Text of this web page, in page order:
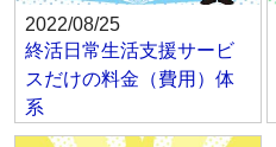
2022/08/25
終活日常生活支援サービ
スだけの料金（費用）体
系